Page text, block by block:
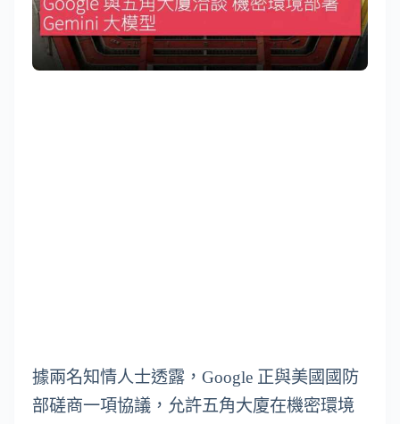
據兩名知情人士透露，Google 正與美國國防
部磋商一項協議，允許五角大廈在機密環境